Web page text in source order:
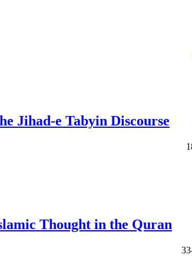
Jihad-e Tabyin Discourse
Thought in the Quran